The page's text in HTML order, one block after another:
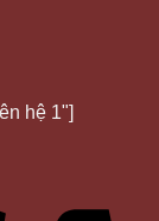
hệ 1"]